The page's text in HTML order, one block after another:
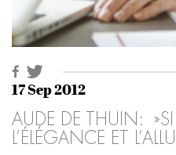
17 Sep 2012
AUDE DE THUIN: »SI
L’ÉLÉGANCE ET